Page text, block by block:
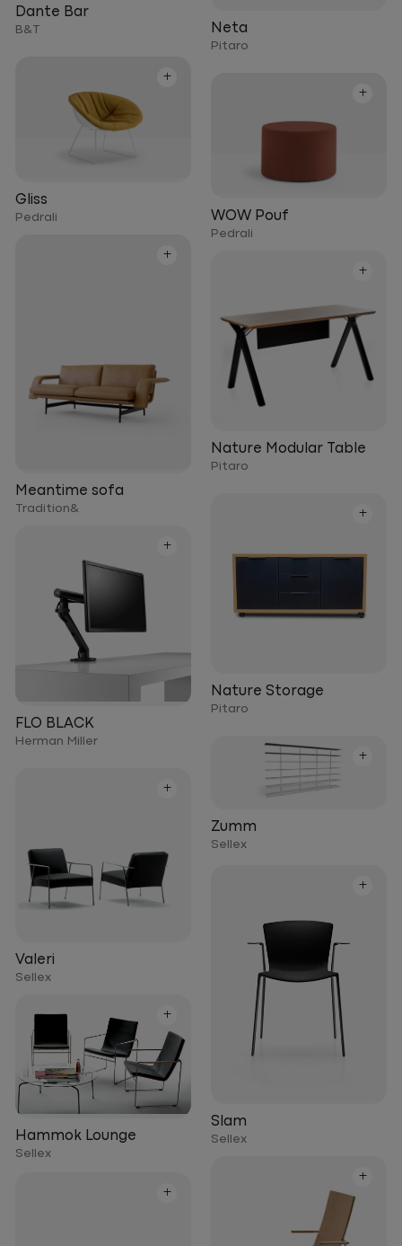
Dante Bar
B&T Neta
Pitaro
+
Gliss
Pedrali
+
WOW Pouf
Pedrali
+
Meantime sofa
Tradition&
+
Nature Modular Table
Pitaro
+
Nature Storage
Pitaro
+
FLO BLACK
Herman Miller
+
Zumm
Sellex
+
Valeri
Sellex
+
Slam
Sellex
+
Hammok Lounge
Sellex
+
+